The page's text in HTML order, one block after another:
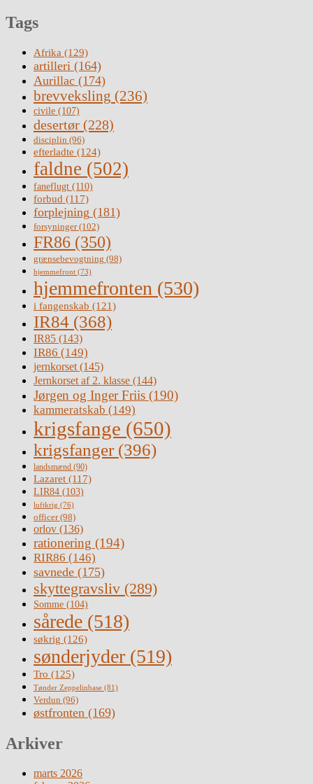
Tags
Afrika (129)
artilleri (164)
Aurillac (174)
brevveksling (236)
civile (107)
desertør (228)
disciplin (96)
efterladte (124)
faldne (502)
faneflugt (110)
forbud (117)
forplejning (181)
forsyninger(102)
FR86 (350)
grænsebevogtning (98)
hjemmefront (73)
hjemmefronten (530)
i fangenskab (121)
IR84 (368)
IR85 (143)
IR86 (149)
jernkorset(145)
Jernkorset af 2. klasse (144)
Jørgen og Inger Friis (190)
kammeratskab (149)
krigsfange (650)
krigsfanger (396)
landsmænd (90)
Lazaret (117)
LIR84 (103)
luftkrig (76)
officer(98)
orlov (136)
rationering (194)
RIR86 (146)
savnede (175)
skyttegravsliv (289)
Somme (104)
sårede (518)
søkrig (126)
sønderjyder (519)
Tro (125)
Tønder Zeppelinbase (81)
Verdun (96)
østfronten (169)
Arkiver
marts 2026